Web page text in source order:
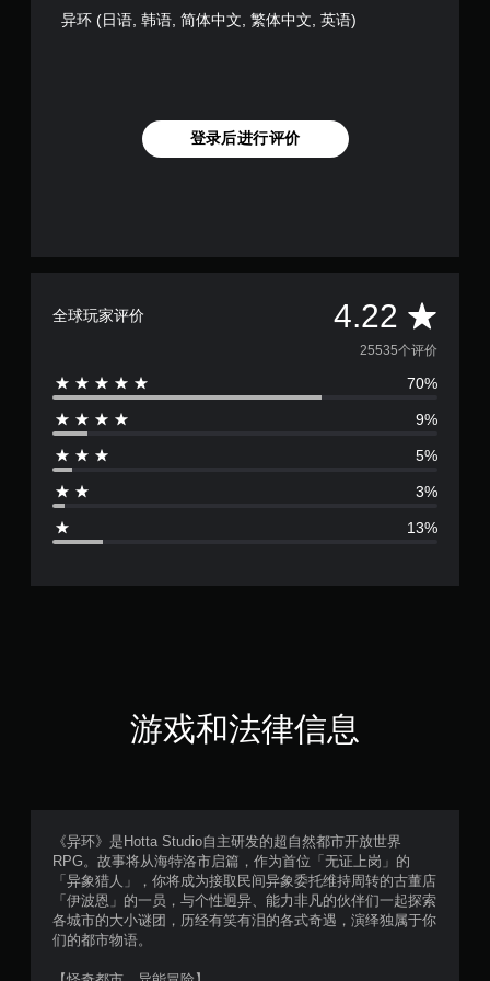
异环 (日语, 韩语, 简体中文, 繁体中文, 英语)
登录后进行评价
全球玩家评价 4.22 平
均
评
价
2
5
颗
星
25535个评价
70%
9%
5%
3%
13%
游戏和法律信息
《异环》是Hotta Studio自主研发的超自然都市开放世界
RPG。故事将从海特洛市启篇，作为首位「无证上岗」的
「异象猎人」，你将成为接取民间异象委托维持周转的古董店
「伊波恩」的一员，与个性迥异、能力非凡的伙伴们一起探索
各城市的大小谜团，历经有笑有泪的各式奇遇，演绎独属于你
们的都市物语。